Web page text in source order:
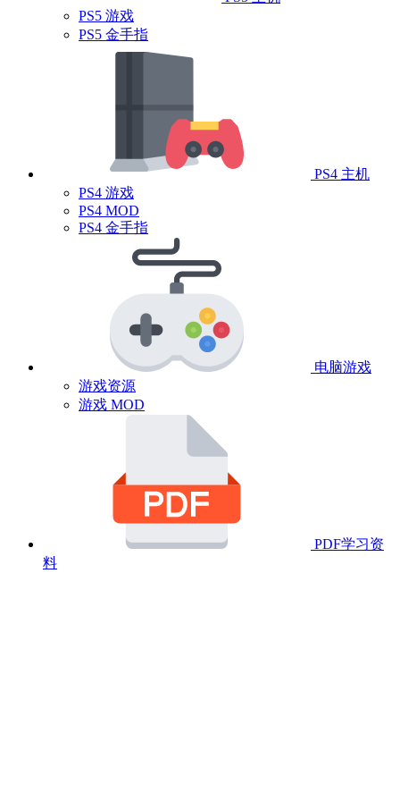
PS5 游戏
PS5 金手指
PS4 主机
PS4 游戏
PS4 MOD
PS4 金手指
电脑游戏
游戏资源
游戏 MOD
PDF学习资
料